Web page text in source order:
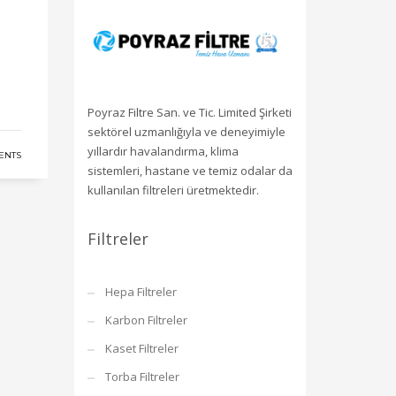
Poyraz Filtre San. ve Tic. Limited Şirketi
sektörel uzmanlığıyla ve deneyimiyle
yıllardır havalandırma, klima
sistemleri, hastane ve temiz odalar da
kullanılan filtreleri üretmektedir.
Filtreler
Hepa Filtreler
Karbon Filtreler
Kaset Filtreler
Torba Filtreler